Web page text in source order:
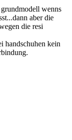
wenns
aber die
die resi
handschuhen kein